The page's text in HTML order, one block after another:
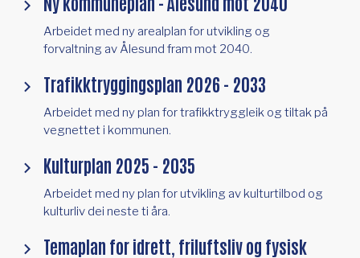
Arbeidet med ny arealplan for utvikling og
forvaltning av Ålesund fram mot 2040.
Trafikktryggingsplan 2026 - 2033
Arbeidet med ny plan for trafikktryggleik og tiltak på
vegnettet i kommunen.
Kulturplan 2025 - 2035
Arbeidet med ny plan for utvikling av kulturtilbod og
kulturliv dei neste ti åra.
Temaplan for idrett, friluftsliv og fysisk